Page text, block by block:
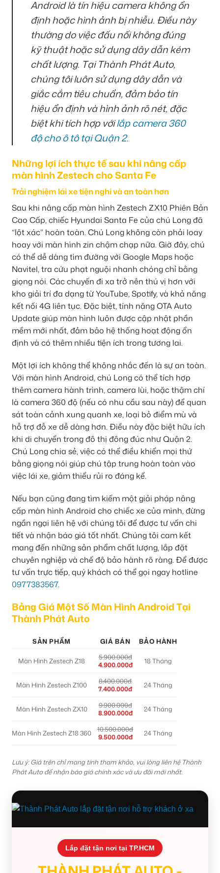
Android là tín hiệu camera không ổn
định hoặc hình ảnh bị nhiễu. Điều này
thường do việc đấu nối không đúng
kỹ thuật hoặc sử dụng dây dẫn kém
chất lượng. Tại Thành Phát Auto,
chúng tôi luôn sử dụng dây dẫn và
giắc cắm tiêu chuẩn, đảm bảo tín
hiệu ổn định và hình ảnh rõ nét, đặc
biệt khi tích hợp vớilắp camera 360
độ cho ô tô tại Quận 2.
Những lợi ích thực tế sau khi nâng cấp
màn hình Zestech cho Santa Fe
Trải nghiệm lái xe tiện nghi và an toàn hơn
Sau khi nâng cấp màn hình Zestech ZX10 Phiên Bản
Cao Cấp, chiếc Hyundai Santa Fe của chú Long đã
“lột xác” hoàn toàn. Chú Long không còn phải loay
hoay với màn hình zin chậm chạp nữa. Giờ đây, chú
có thể dễ dàng tìm đường với Google Maps hoặc
Navitel, tra cứu phạt nguội nhanh chóng chỉ bằng
giọng nói. Các chuyến đi xa trở nên thú vị hơn với
kho giải trí đa dạng từ YouTube, Spotify, và khả năng
kết nối 4G liên tục. Đặc biệt, tính năng OTA Auto
Update giúp màn hình luôn được cập nhật phần
mềm mới nhất, đảm bảo hệ thống hoạt động ổn
định và có thêm nhiều tiện ích trong tương lai.
Một lợi ích không thể không nhắc đến là sự an toàn.
Với màn hình Android, chú Long có thể tích hợp
thêm camera hành trình, camera lùi, hoặc thậm chí
là camera 360 độ (nếu có nhu cầu sau này) để quan
sát toàn cảnh xung quanh xe, loại bỏ điểm mù và
hỗ trợ đỗ xe dễ dàng hơn. Điều này đặc biệt hữu ích
khi di chuyển trong đô thị đông đúc như Quận 2.
Chú Long chia sẻ, việc có thể điều khiển mọi thứ
bằng giọng nói giúp chú tập trung hoàn toàn vào
việc lái xe, giảm thiểu rủi ro đáng kể.
Nếu bạn cũng đang tìm kiếm một giải pháp nâng
cấp màn hình Android cho chiếc xe của mình, đừng
ngần ngại liên hệ với chúng tôi để được tư vấn chi
tiết và nhận báo giá tốt nhất. Chúng tôi cam kết
mang đến những sản phẩm chất lượng, lắp đặt
chuyên nghiệp và chế độ bảo hành rõ ràng. Để được
tư vấn trực tiếp, quý khách có thể gọi ngay hotline
0977383567.
Bảng Giá Một Số Màn Hình Android Tại
Thành Phát Auto
SẢN PHẨM GIÁ BÁN BẢO HÀNH
Màn Hình Zestech Z18
5.900.000đ
4.900.000đ
18 Tháng
Màn Hình Zestech Z100
8.400.000đ
7.400.000đ
24 Tháng
Màn Hình Zestech ZX10
9.900.000đ
8.900.000đ
24 Tháng
Màn Hình Zestech Z18 360
10.500.000đ
9.500.000đ
24 Tháng
Lưu ý: Giá trên chỉ mang tính tham khảo, vui lòng liên hệ Thành
Phát Auto để nhận báo giá chính xác và ưu đãi mới nhất.
Lắp đặt tận nơi tại TP.HCM